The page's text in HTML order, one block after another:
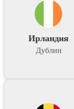
Ирландия
Дублин